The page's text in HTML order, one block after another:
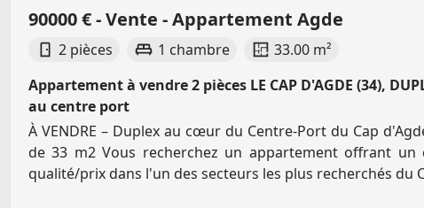
90000 € - Vente - Appartement Agde
2 pièces 1 chambre
33.00 m²
Appartement à vendre 2 pièces LE CAP D'AGDE (34),
au centre port
À VENDRE – Duplex au cœur du Centre-Port du Cap
de 33 m2 Vous recherchez un appartement offrant un
qualité/prix dans l'un des secteurs les plus recherchés du